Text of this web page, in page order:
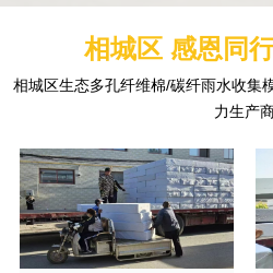
相城区 感恩同
相城区生态多孔纤维棉/碳纤雨水收集
力生产